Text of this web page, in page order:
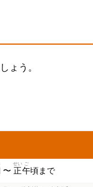
ょう。
〜 正
せい
午
ご
頃まで